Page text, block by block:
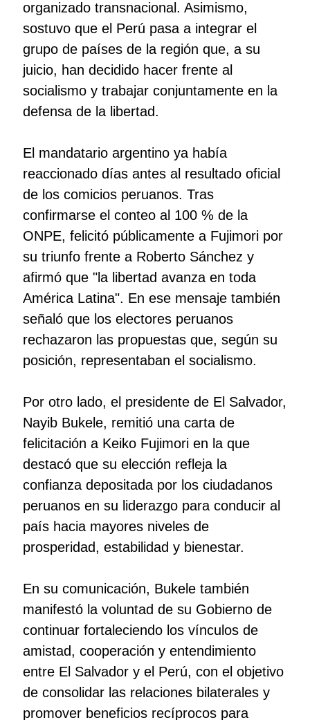
organizado transnacional. Asimismo,
sostuvo que el Perú pasa a integrar el
grupo de países de la región que, a su
juicio, han decidido hacer frente al
socialismo y trabajar conjuntamente en la
defensa de la libertad.
El mandatario argentino ya había
reaccionado días antes al resultado oficial
de los comicios peruanos. Tras
confirmarse el conteo al 100 % de la
ONPE, felicitó públicamente a Fujimori por
su triunfo frente a Roberto Sánchez y
afirmó que "la libertad avanza en toda
América Latina". En ese mensaje también
señaló que los electores peruanos
rechazaron las propuestas que, según su
posición, representaban el socialismo.
Por otro lado, el presidente de El Salvador,
Nayib Bukele, remitió una carta de
felicitación a Keiko Fujimori en la que
destacó que su elección refleja la
confianza depositada por los ciudadanos
peruanos en su liderazgo para conducir al
país hacia mayores niveles de
prosperidad, estabilidad y bienestar.
En su comunicación, Bukele también
manifestó la voluntad de su Gobierno de
continuar fortaleciendo los vínculos de
amistad, cooperación y entendimiento
entre El Salvador y el Perú, con el objetivo
de consolidar las relaciones bilaterales y
promover beneficios recíprocos para